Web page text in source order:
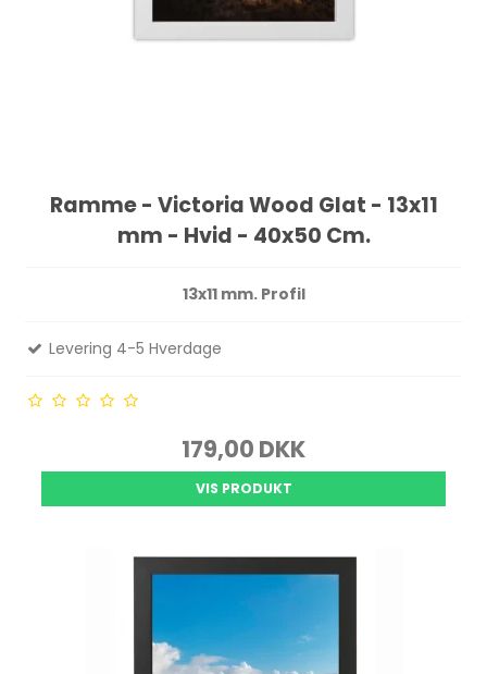
Ramme - Victoria Wood Glat - 13x11
mm - Hvid - 40x50 Cm.
13x11 mm. Profil
Levering 4-5 Hverdage
179,00 DKK
VIS PRODUKT